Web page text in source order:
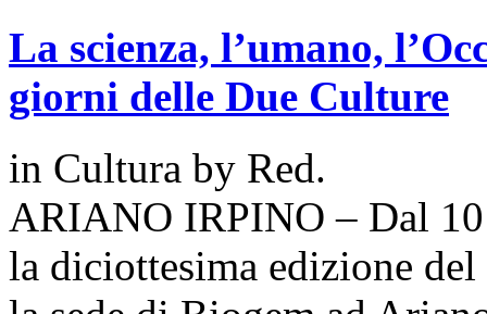
La scienza, l’umano,
giorni delle Due Culture
in Cultura by Red.
ARIANO IRPINO – Dal 10
la diciottesima edizione